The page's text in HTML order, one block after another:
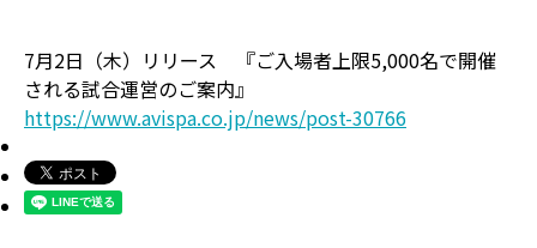
7月2日（木）リリース 『ご入場者上限5,000名で開催
される試合運営のご案内』
https://www.avispa.co.jp/news/post-30766